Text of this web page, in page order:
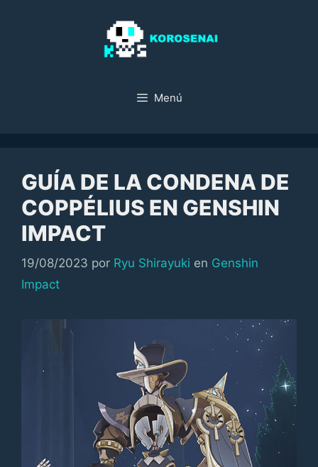
Menú
GUÍA DE LA CONDENA DE
COPPÉLIUS EN GENSHIN
IMPACT
19/08/2023 por Ryu Shirayuki en Categorías
Genshin
Impact